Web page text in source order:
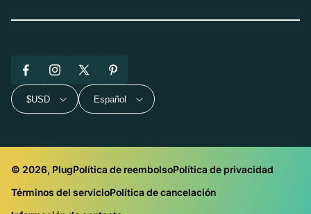
FacebookInstagram
X
(Twitter)
Pinterest
$USD Español
© 2026, PlugPolítica de reembolsoPolítica de privacidad
Términos del servicioPolítica de cancelación